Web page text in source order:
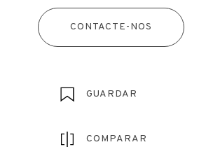
CONTACTE-NOS
GUARDAR
COMPARAR